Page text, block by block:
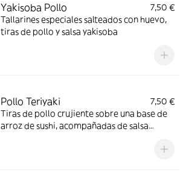
Yakisoba Pollo
7,50 €
Tallarines especiales salteados con huevo,
tiras de pollo y salsa yakisoba
Pollo Teriyaki
7,50 €
Tiras de pollo crujiente sobre una base de
arroz de sushi, acompañadas de salsa